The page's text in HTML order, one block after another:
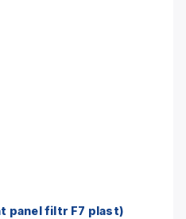
panel filtr F7 plast)